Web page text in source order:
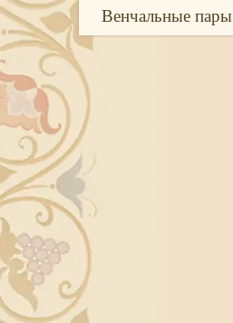
Венчальные пары